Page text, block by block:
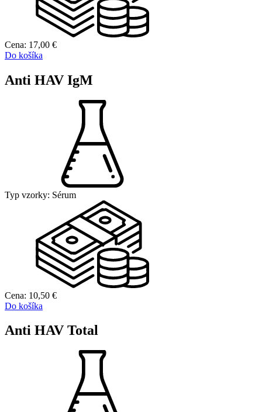
Cena: 17,00 €
Do košíka
Anti HAV IgM
Typ vzorky: Sérum
Cena: 10,50 €
Do košíka
Anti HAV Total